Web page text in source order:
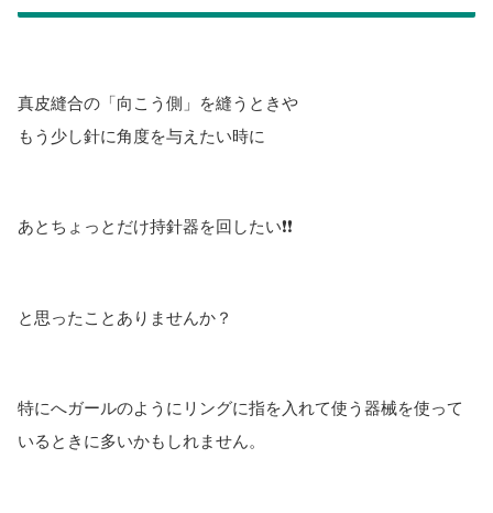
真皮縫合の「向こう側」を縫うときや
もう少し針に角度を与えたい時に
あとちょっとだけ持針器を回したい❗❗
と思ったことありませんか？
特にへガールのようにリングに指を入れて使う器械を使って
いるときに多いかもしれません。